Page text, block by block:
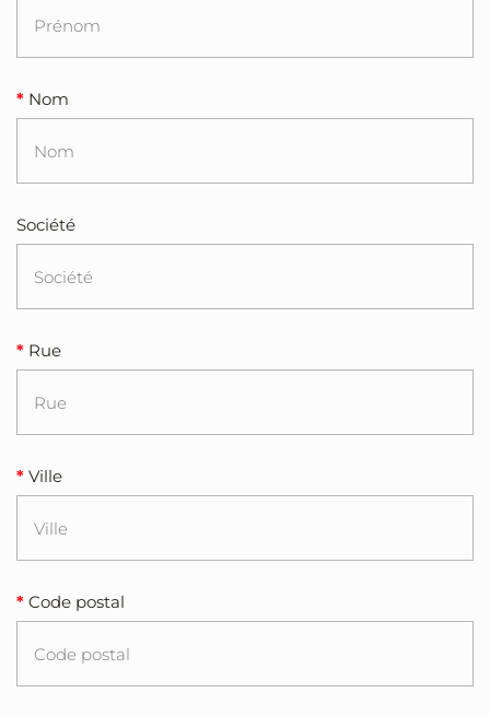
Nom
Société
Rue
Ville
Code postal